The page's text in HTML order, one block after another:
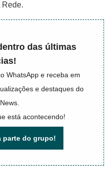
das últimas
WhatsApp e receba em
e destaques do
está acontecendo!
parte do grupo!